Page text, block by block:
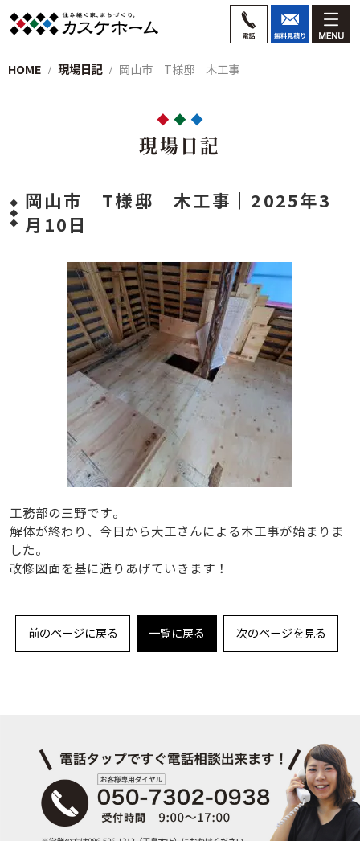
HOME 現場日記 岡山市 T様邸 木工事
現場日記
岡山市 T様邸 木工事｜2025年3
月10日
工務部の三野です。
解体が終わり、今日から大工さんによる木工事が始まりま
した。
改修図面を基に造りあげていきます！
前のページに戻る 一覧に戻る 次のページを見る